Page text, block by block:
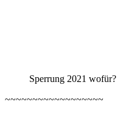
Sperrung 2021 wofür?
~~~~~~~~~~~~~~~~~~